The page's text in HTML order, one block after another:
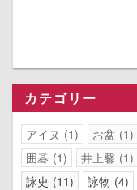
カテゴリー
アイヌ 1 お盆 1
囲碁 1 井上馨 1
詠史
11 詠物 4